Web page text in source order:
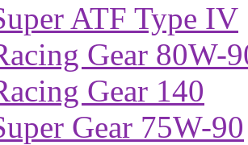
ATF Type IV
Gear 80W-
Gear 140
Gear 75W-90